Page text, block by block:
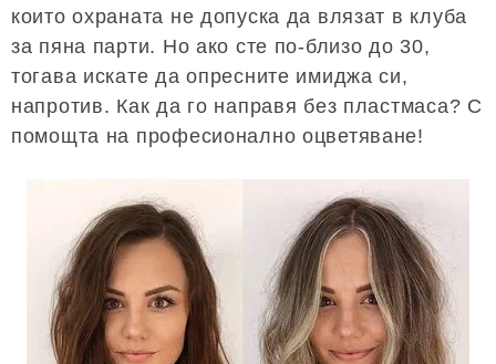
които охраната не допуска да влязат в клуба
за пяна парти. Но ако сте по-близо до 30,
тогава искате да опресните имиджа си,
напротив. Как да го направя без пластмаса? С
помощта на професионално оцветяване!